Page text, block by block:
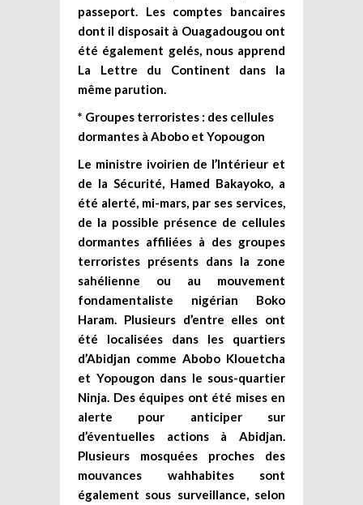
passeport. Les comptes bancaires
dont il disposait à Ouagadougou ont
été également gelés, nous apprend
La Lettre du Continent dans la
même parution.
* Groupes terroristes : des cellules
dormantes à Abobo et Yopougon
Le ministre ivoirien de l’Intérieur et
de la Sécurité, Hamed Bakayoko, a
été alerté, mi-mars, par ses services,
de la possible présence de cellules
dormantes affiliées à des groupes
terroristes présents dans la zone
sahélienne ou au mouvement
fondamentaliste nigérian Boko
Haram. Plusieurs d’entre elles ont
été localisées dans les quartiers
d’Abidjan comme Abobo Klouetcha
et Yopougon dans le sous-quartier
Ninja. Des équipes ont été mises en
alerte pour anticiper sur
d’éventuelles actions à Abidjan.
Plusieurs mosquées proches des
mouvances wahhabites sont
également sous surveillance, selon